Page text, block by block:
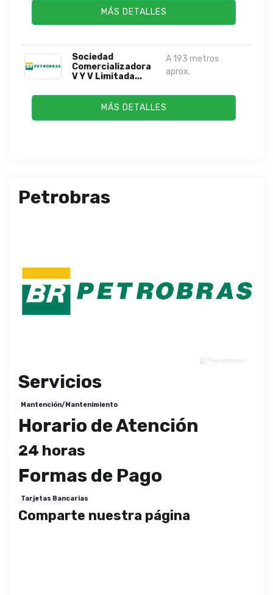
MÁS DETALLES
Sociedad
Comercializadora
V Y V Limitada...
A 193 metros
aprox.
MÁS DETALLES
Petrobras
Servicios
Mantención/Mantenimiento
Horario de Atención
24 horas
Formas de Pago
Tarjetas Bancarias
Comparte nuestra página